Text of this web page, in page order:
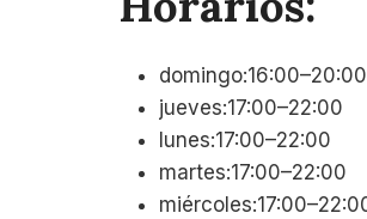
domingo:16:00–20:00
jueves:17:00–22:00
lunes:17:00–22:00
martes:17:00–22:00